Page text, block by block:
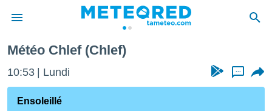
de
Météo Chlef (Chlef)
10:53 Lundi ...
Ensoleillé